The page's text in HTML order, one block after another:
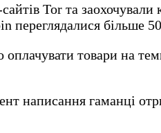
Tor та заохочували
переглядалися більше
оплачувати товари на
написання гаманці